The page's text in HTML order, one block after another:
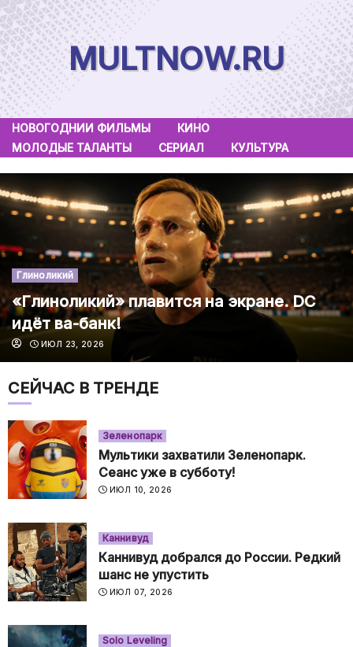
Skip
to
content
MULTNOW.RU
НОВОГОДНИИ ФИЛЬМЫ
КИНО
МОЛОДЫЕ ТАЛАНТЫ
СЕРИАЛ КУЛЬТУРА
Глиноликий
«Глиноликий» плавится на экране. DC
идёт ва-банк!
ИЮЛ 23, 2026
СЕЙЧАС В ТРЕНДЕ
Зеленопарк
Мультики захватили Зеленопарк.
Сеанс уже в субботу!
ИЮЛ 10, 2026
Каннивуд
Каннивуд добрался до России. Редкий
шанс не упустить
ИЮЛ 07, 2026
Solo Leveling